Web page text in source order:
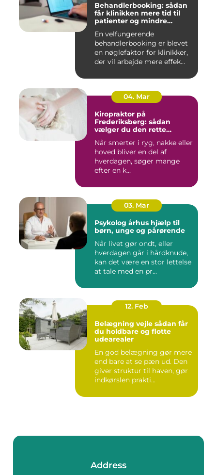
Behandlerbooking: sådan
får klinikken mere tid til
patienter og mindre
En velfungerende
behandlerbooking er blevet
en nøglefaktor for klinikker,
der vil arbejde mere effek...
04. Mar
Kiropraktor på
Frederiksberg: sådan
vælger du den rette
Når smerter i ryg, nakke eller
hoved bliver en del af
hverdagen, søger mange
efter en k...
03. Mar
Psykolog århus hjælp til
børn, unge og pårørende
Når livet gør ondt, eller
hverdagen går i hårdknude,
kan det være en stor lettelse
at tale med en pr...
12. Feb
Belægning vejle sådan får
du holdbare og flotte
udearealer
En god belægning gør mere
end bare at se pæn ud. Den
giver struktur til haven, gør
indkørslen prakti...
Address